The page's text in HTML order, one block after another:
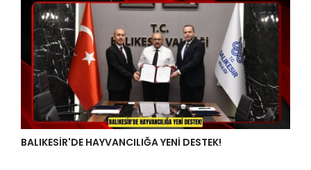
BALIKESİR'DE HAYVANCILIĞA YENİ DESTEK!